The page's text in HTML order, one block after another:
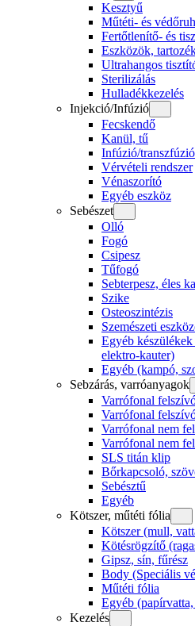
Kesztyű
Műtéti- és
Fertőtlenítő- és
Eszközök,
Ultrahangos
Sterilizálás
Hulladékkezelés
Injekció/Infúzió
Fecskendő
Kanül, tű
Infúzió/transzfúzió
Vérvételi rendszer
Vénaszorító
Egyéb eszköz
Sebészet
Olló
Fogó
Csipesz
Tűfogó
Sebterpesz, éles
Szike
Osteoszintézis
Szemészeti
Egyéb készülékek
elektro-kauter)
Egyéb (kampó,
Sebzárás, varróanyagok
Varrófonal
Varrófonal
Varrófonal nem
Varrófonal nem
SLS titán klip
Bőrkapcsoló,
Sebésztű
Egyéb
Kötszer, műtéti fólia
Kötszer (mull,
Kötésrögzítő
Gipsz, sín, fűrész
Body (Speciális
Műtéti fólia
Egyéb
Kezelés